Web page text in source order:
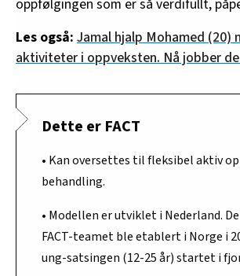
oppfølgingen som er så verdifullt,
Les også: Jamal hjalp Mohamed (20)
aktiviteter i oppveksten. Nå jobber
Dette er FACT
• Kan oversettes til fleksibel aktiv
behandling.
• Modellen er utviklet i Nederland.
FACT-teamet ble etablert i Norge i
ung-satsingen (12-25 år) startet i